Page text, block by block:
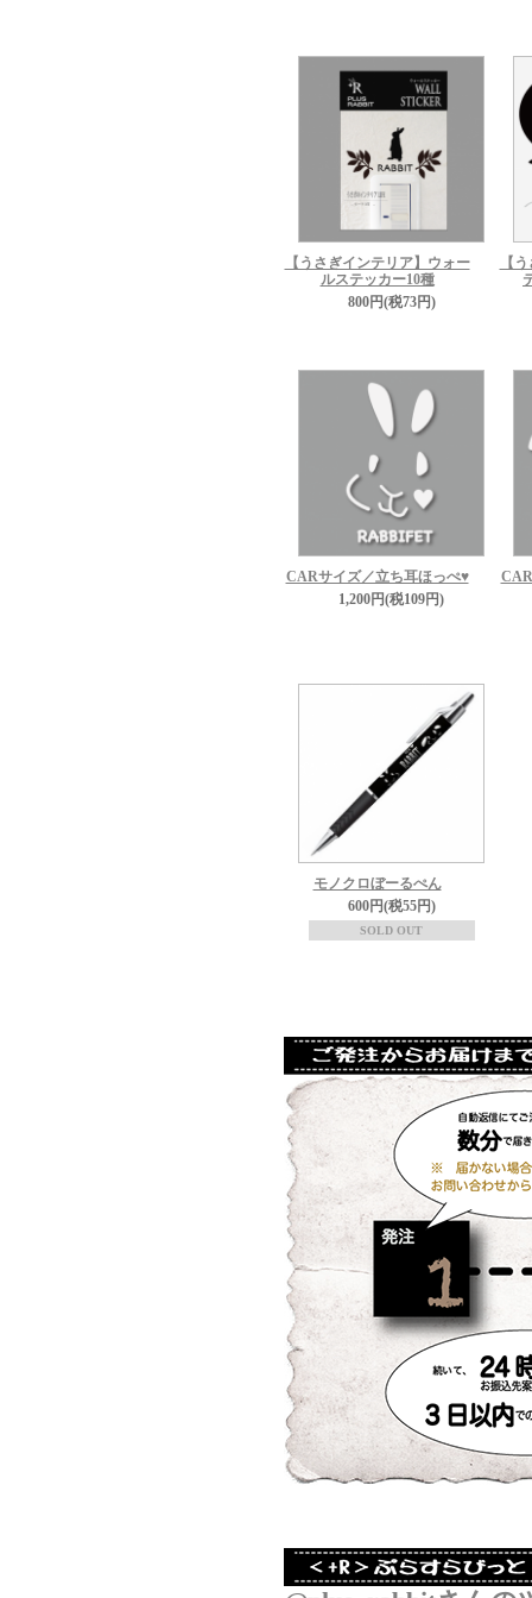
【うさぎインテリア】ウォー
ルステッカー10種
800円(税73円)
【
CARサイズ／立ち耳ほっぺ♥
1,200円(税109円)
モノクロぼーるぺん
600円(税55円)
SOLD OUT